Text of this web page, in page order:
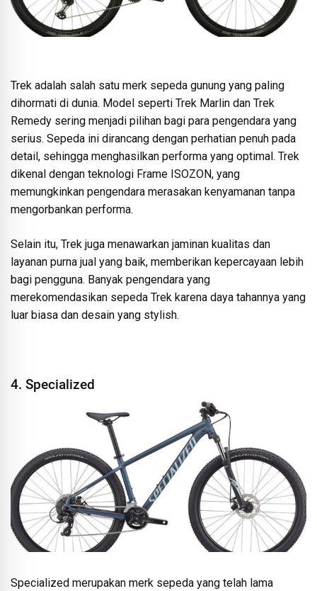
Trek adalah salah satu merk sepeda gunung yang paling
dihormati di dunia. Model seperti Trek Marlin dan Trek
Remedy sering menjadi pilihan bagi para pengendara yang
serius. Sepeda ini dirancang dengan perhatian penuh pada
detail, sehingga menghasilkan performa yang optimal. Trek
dikenal dengan teknologi Frame ISOZON, yang
memungkinkan pengendara merasakan kenyamanan tanpa
mengorbankan performa.
Selain itu, Trek juga menawarkan jaminan kualitas dan
layanan purna jual yang baik, memberikan kepercayaan lebih
bagi pengguna. Banyak pengendara yang
merekomendasikan sepeda Trek karena daya tahannya yang
luar biasa dan desain yang stylish.
4. Specialized
Specialized merupakan merk sepeda yang telah lama